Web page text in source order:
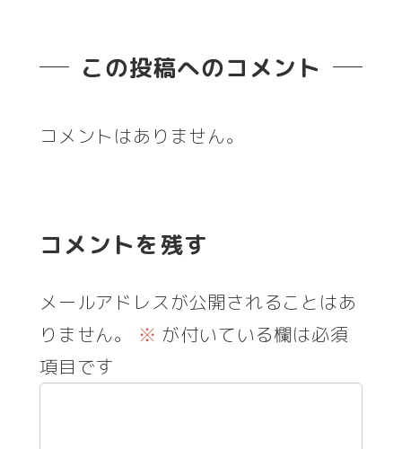
この投稿へのコメント
コメントはありません。
コメントを残す
メールアドレスが公開されることはあ
りません。
※ が付いている欄は必須
項目です